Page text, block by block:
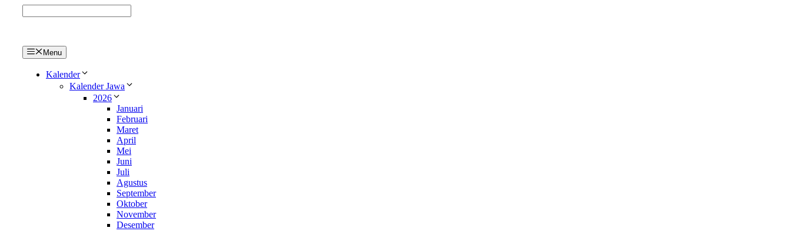
Menu
Kalender
Kalender Jawa
2026
Januari
Februari
Maret
April
Mei
Juni
Juli
Agustus
September
Oktober
November
Desember